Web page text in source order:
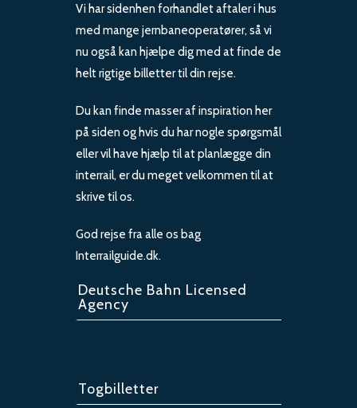
Vi har sidenhen forhandlet aftaler i hus
med mange jernbaneoperatører, så vi
nu også kan hjælpe dig med at finde de
helt rigtige billetter til din rejse.
Du kan finde masser af inspiration her
på siden og hvis du har nogle spørgsmål
eller vil have hjælp til at planlægge din
interrail, er du meget velkommen til at
skrive til os.
God rejse fra alle os bag
Interrailguide.dk.
Deutsche Bahn Licensed
Agency
Togbilletter